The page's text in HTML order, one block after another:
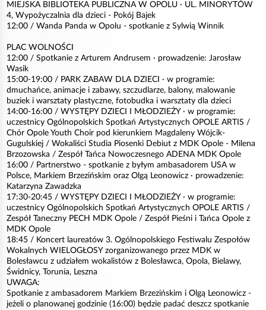
MIEJSKA BIBLIOTEKA PUBLICZNA W OPOLU · UL. MINORYTÓW
4, Wypożyczalnia dla dzieci - Pokój Bajek
12:00 / Wanda Panda w Opolu - spotkanie z Sylwią Winnik
PLAC WOLNOŚCI
12:00 / Spotkanie z Arturem Andrusem · prowadzenie: Jarosław
Wasik
15:00-19:00 / PARK ZABAW DLA DZIECI · w programie:
dmuchańce, animacje i zabawy, szczudlarze, balony, malowanie
buziek i warsztaty plastyczne, fotobudka i warsztaty dla dzieci
14:00-16:00 / WYSTĘPY DZIECI I MŁODZIEŻY · w programie:
uczestnicy Ogólnopolskich Spotkań Artystycznych OPOLE ARTIS /
Chór Opole Youth Choir pod kierunkiem Magdaleny Wójcik-
Gugulskiej / Wokaliści Studia Piosenki Debiut z MDK Opole - Milena
Brzozowska / Zespół Tańca Nowoczesnego ADENA MDK Opole
16:00 / Partnerstwo - spotkanie z byłym ambasadorem USA w
Polsce, Markiem Brzezińskim oraz Olgą Leonowicz · prowadzenie:
Katarzyna Zawadzka
17:30-20:45 / WYSTĘPY DZIECI I MŁODZIEŻY · w programie:
uczestnicy Ogólnopolskich Spotkań Artystycznych OPOLE ARTIS /
Zespół Taneczny PECH MDK Opole / Zespół Pieśni i Tańca Opole z
MDK Opole
18:45 / Koncert laureatów 3. Ogólnopolskiego Festiwalu Zespołów
Wokalnych WIELOGŁOSY zorganizowanego przez MDK w
Bolesławcu z udziałem wokalistów z Bolesławca, Opola, Bielawy,
Świdnicy, Torunia, Leszna
UWAGA:
Spotkanie z ambasadorem Markiem Brzezińskim i Olgą Leonowicz -
jeżeli o planowanej godzinie (16:00) będzie padać deszcz spotkanie